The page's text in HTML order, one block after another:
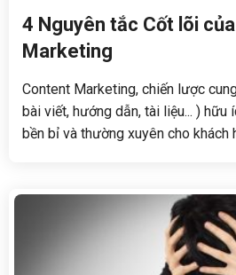
4 Nguyên tắc Cốt lõi
Marketing
Content Marketing, chiến lược
bài viết, hướng dẫn, tài liệu... ) hữu
bền bỉ và thường xuyên cho
trường hợp doanh nghiệp không có
những chiến dịch quảng cáo tốn